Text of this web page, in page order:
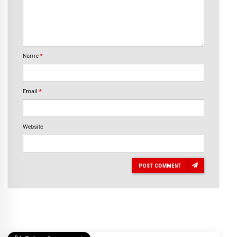
Name *
Email *
Website
POST COMMENT